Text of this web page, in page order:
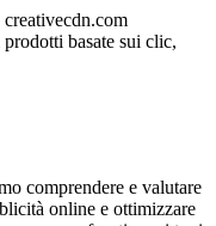
basate sui clic,
comprendere e valutare
online e ottimizzare